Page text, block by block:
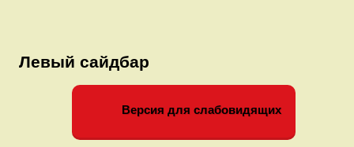
октября
2021
Левый сайдбар
Версия для слабовидящих